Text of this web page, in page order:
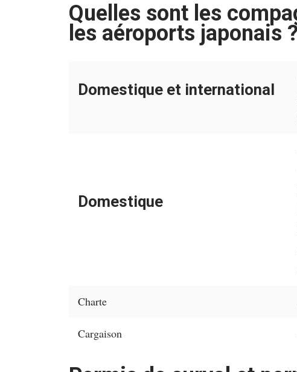
Quelles sont les
les aéroports japonais
Domestique et international
Domestique
Charte
Cargaison